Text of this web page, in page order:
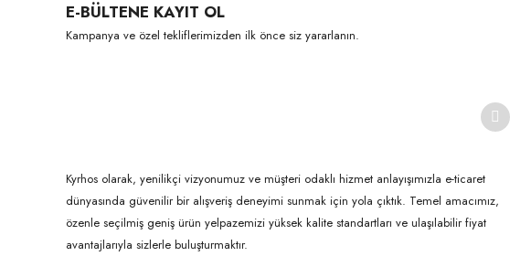
Ürün açıklamasında eksik bilgiler bulunuyor.
Ürün bilgilerinde hatalar bulunuyor.
E-BÜLTENE KAYIT OL
Kampanya ve özel tekliflerimizden ilk önce siz yararlanın.
Kyrhos olarak, yenilikçi vizyonumuz ve müşteri odaklı hizmet anlayışımızla e-ticaret
dünyasında güvenilir bir alışveriş deneyimi sunmak için yola çıktık. Temel amacımız,
özenle seçilmiş geniş ürün yelpazemizi yüksek kalite standartları ve ulaşılabilir fiyat
avantajlarıyla sizlerle buluşturmaktır.